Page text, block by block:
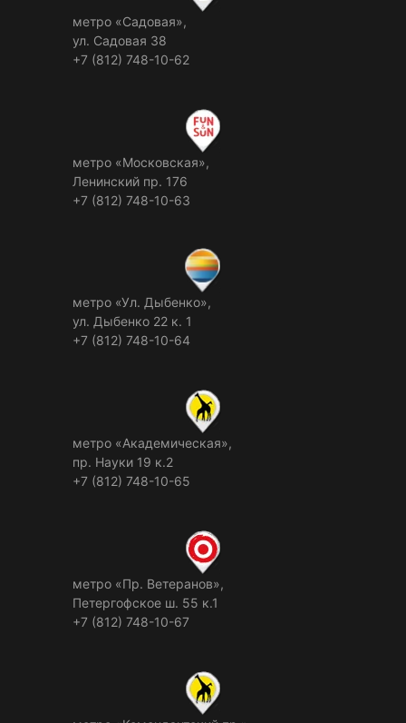
метро «Садовая»,
ул. Садовая 38
+7 (812) 748-10-62
метро «Московская»,
Ленинский пр. 176
+7 (812) 748-10-63
метро «Ул. Дыбенко»,
ул. Дыбенко 22 к. 1
+7 (812) 748-10-64
метро «Академическая»,
пр. Науки 19 к.2
+7 (812) 748-10-65
метро «Пр. Ветеранов»,
Петергофское ш. 55 к.1
+7 (812) 748-10-67